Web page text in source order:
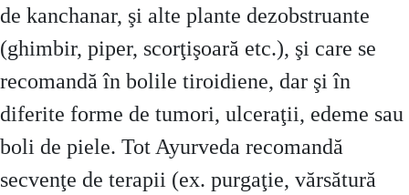
de kanchanar, şi alte plante dezobstruante
(ghimbir, piper, scorţişoară etc.), şi care se
recomandă în bolile tiroidiene, dar şi în
diferite forme de tumori, ulceraţii, edeme sau
boli de piele. Tot Ayurveda recomandă
secvenţe de terapii (ex. purgaţie, vărsătură